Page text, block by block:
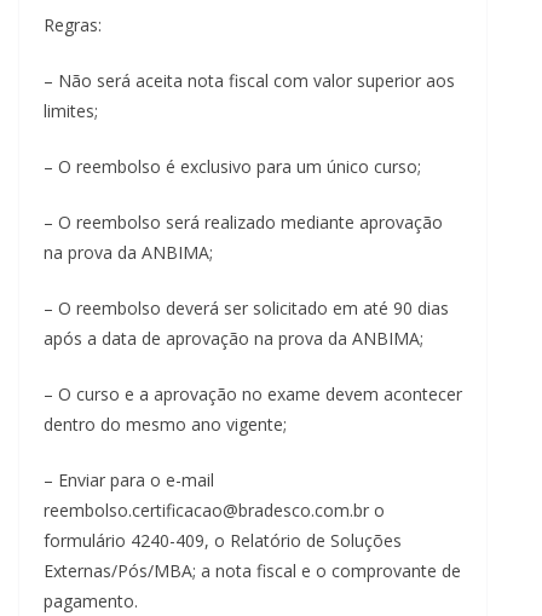
Regras:
– Não será aceita nota fiscal com valor superior aos
limites;
– ⁠O reembolso é exclusivo para um único curso;
– ⁠O reembolso será realizado mediante aprovação
na prova da ANBIMA;
– ⁠O reembolso deverá ser solicitado em até 90 dias
após a data de aprovação na prova da ANBIMA;
– ⁠O curso e a aprovação no exame devem acontecer
dentro do mesmo ano vigente;
– Enviar para o e-mail
reembolso.certificacao@bradesco.com.br o
formulário 4240-409, o Relatório de Soluções
Externas/Pós/MBA; a nota fiscal e o comprovante de
pagamento.